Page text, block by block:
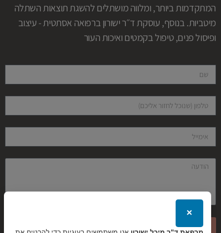
המתקדמות ביותר, ומלווה מושתלים להשגת תוצאות השתלה
מיטביות. בנוסף, עוסקת ד״ר ישורון ברפואה אסתטית - עיצוב
ופיסול פנים, טיפול בקמטים ואיכות העור
×